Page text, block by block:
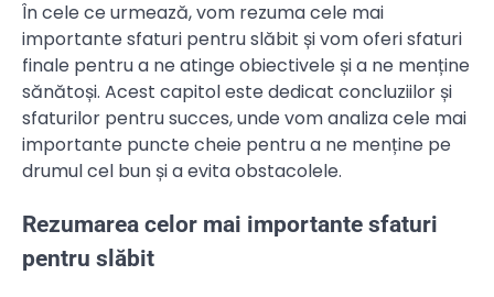
În cele ce urmează, vom rezuma cele mai
importante sfaturi pentru slăbit și vom oferi sfaturi
finale pentru a ne atinge obiectivele și a ne menține
sănătoși. Acest capitol este dedicat concluziilor și
sfaturilor pentru succes, unde vom analiza cele mai
importante puncte cheie pentru a ne menține pe
drumul cel bun și a evita obstacolele.
Rezumarea celor mai importante sfaturi
pentru slăbit